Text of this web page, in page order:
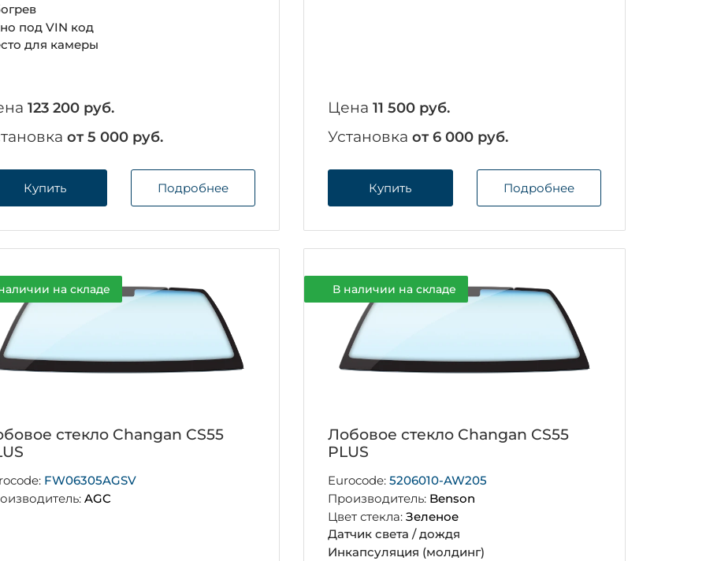
под VIN код
для камеры
123 200 руб.
от 5 000 руб.
Купить Подробнее
Цена11 500 руб.
Установкаот 6 000 руб.
Купить Подробнее
на складе
стекло Changan CS55
FW06305AGSV
AGC
В наличии на складе
Лобовое стекло Changan CS55
PLUS
Eurocode:5206010-AW205
Производитель: Benson
Цвет стекла:Зеленое
Датчик света / дождя
Инкапсуляция (молдинг)